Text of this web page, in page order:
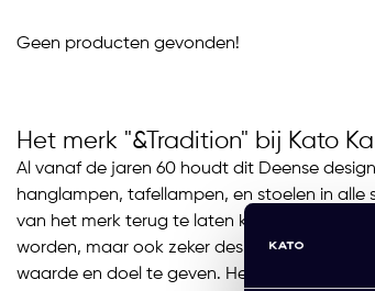
Geen producten gevonden!
Het merk "&Tradition" bij Kato
Al vanaf de jaren 60 houdt dit Deense
hanglampen, tafellampen, en stoelen in
van het merk terug te laten komen in
worden, maar ook zeker designs uit de
waarde en doel te geven. Het Deense